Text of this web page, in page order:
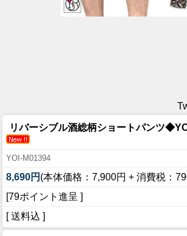
リバーシブル酒総柄ショートパンツ
YOI-M01394
8,690円 (本体価格：7,900円 + 消費税：
[79ポイント進呈 ]
[ 送料込 ]